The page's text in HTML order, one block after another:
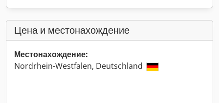
Цена и местонахождение
Местонахождение:
Nordrhein-Westfalen, Deutschland